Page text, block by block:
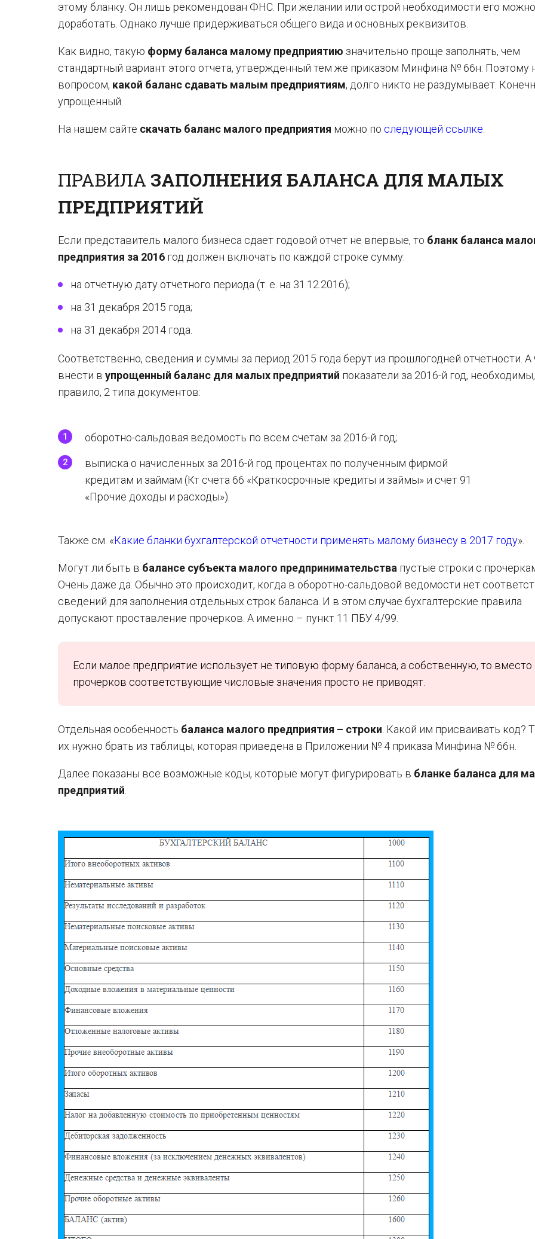
этому бланку. Он лишь рекомендован ФНС. При желании или острой необходимости его можно
доработать. Однако лучше придерживаться общего вида и основных реквизитов.
Как видно, такую форму баланса малому предприятию значительно проще заполнять, чем
стандартный вариант этого отчета, утвержденный тем же приказом Минфина № 66н. Поэтому
вопросом, какой баланс сдавать малым предприятиям, долго никто не раздумывает.
упрощенный.
На нашем сайте скачать баланс малого предприятия можно по следующей ссылке
ПРАВИЛА ЗАПОЛНЕНИЯ БАЛАНСА ДЛЯ МАЛЫХ
ПРЕДПРИЯТИЙ
Если представитель малого бизнеса сдает годовой отчет не впервые, то бланк баланса
предприятия за 2016 год должен включать по каждой строке сумму:
на отчетную дату отчетного периода (т. е. на 31.12.2016);
на 31 декабря 2015 года;
на 31 декабря 2014 года.
Соответственно, сведения и суммы за период 2015 года берут из прошлогодней отчетности. А
внести в упрощенный баланс для малых предприятий показатели за 2016-й год,
правило, 2 типа документов:
оборотно-сальдовая ведомость по всем счетам за 2016-й год;
выписка о начисленных за 2016-й год процентах по полученным фирмой
кредитам и займам (Кт счета 66 «Краткосрочные кредиты и займы» и счет 91
«Прочие доходы и расходы»).
Также см. «Какие бланки бухгалтерской отчетности применять малому бизнесу в 2017 году».
Могут ли быть в балансе субъекта малого предпринимательства пустые строки с
Очень даже да. Обычно это происходит, когда в оборотно-сальдовой ведомости нет
сведений для заполнения отдельных строк баланса. И в этом случае бухгалтерские правила
допускают проставление прочерков. А именно – пункт 11 ПБУ 4/99.
Если малое предприятие использует не типовую форму баланса, а собственную, то вместо
прочерков соответствующие числовые значения просто не приводят.
Отдельная особенность баланса малого предприятия – строки . Какой им присваивать код?
их нужно брать из таблицы, которая приведена в Приложении № 4 приказа Минфина № 66н.
Далее показаны все возможные коды, которые могут фигурировать в бланке баланса для
предприятий